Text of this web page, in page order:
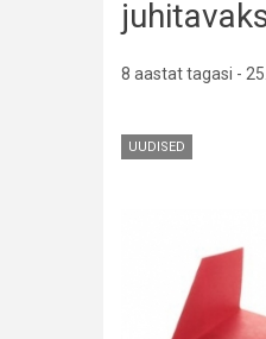
8 aastat tagasi -
UUDISED